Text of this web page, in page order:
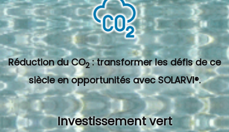
Réduction du CO2 : transformer les défis de ce
siècle en opportunités avec SOLARVI®.
Investissement vert